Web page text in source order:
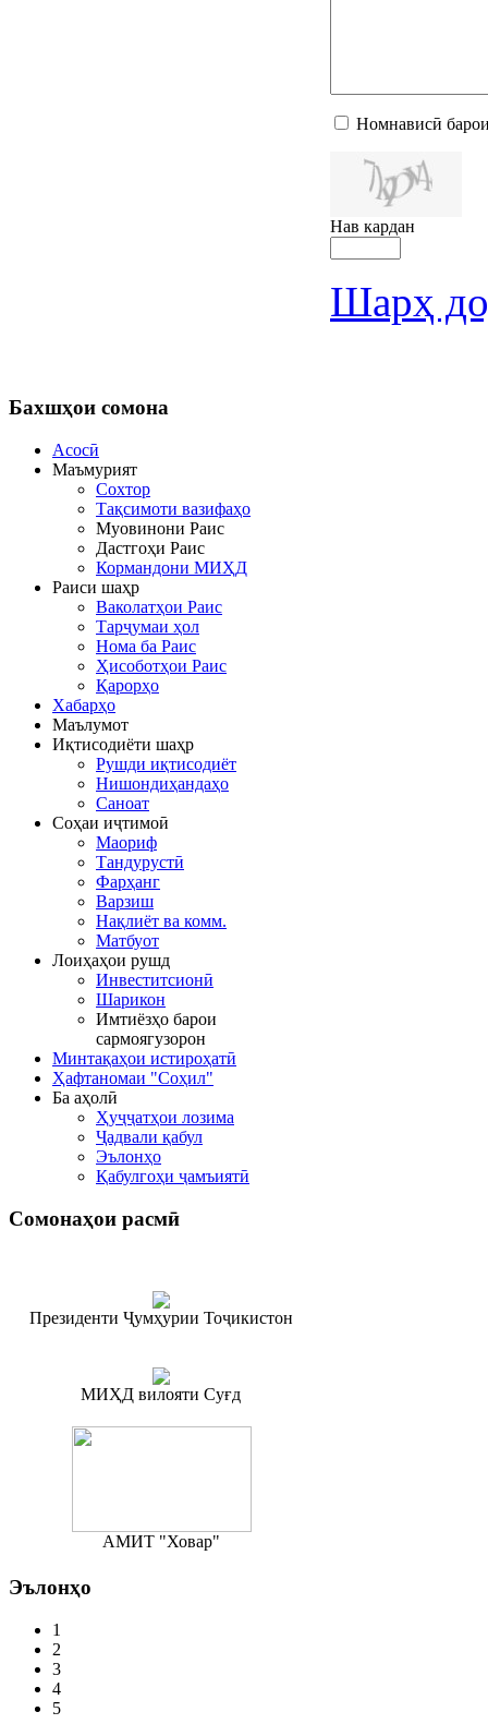
Номнависӣ
Нав кардан
Шарҳ
Бахшҳои сомона
Асосӣ
Маъмурият
Сохтор
Тақсимоти вазифаҳо
Муовинони Раис
Дастгоҳи Раис
Кормандони МИҲД
Раиси шаҳр
Ваколатҳои Раис
Тарҷумаи ҳол
Нома ба Раис
Ҳисоботҳои Раис
Қарорҳо
Хабарҳо
Маълумот
Иқтисодиёти шаҳр
Рушди иқтисодиёт
Нишондиҳандаҳо
Саноат
Соҳаи иҷтимоӣ
Маориф
Тандурустӣ
Фарҳанг
Варзиш
Нақлиёт ва комм.
Матбуот
Лоиҳаҳои рушд
Инвеститсионӣ
Шарикон
Имтиёзҳо барои
сармоягузорон
Минтақаҳои истироҳатӣ
Ҳафтаномаи "Соҳил"
Ба аҳолӣ
Ҳуҷҷатҳои лозима
Ҷадвали қабул
Эълонҳо
Қабулгоҳи ҷамъиятӣ
Сомонаҳои расмӣ
Президенти Ҷумҳурии Тоҷикистон
МИҲД вилояти Суғд
АМИТ "Ховар"
Эълонҳо
1
2
3
4
5